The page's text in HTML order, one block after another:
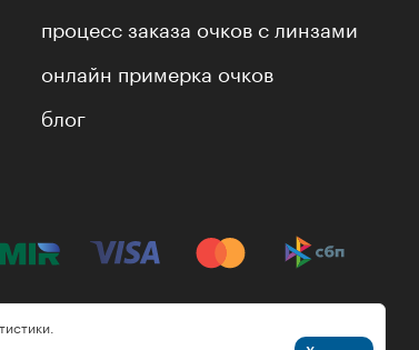
процесс заказа очков с линзами
онлайн примерка очков
блог